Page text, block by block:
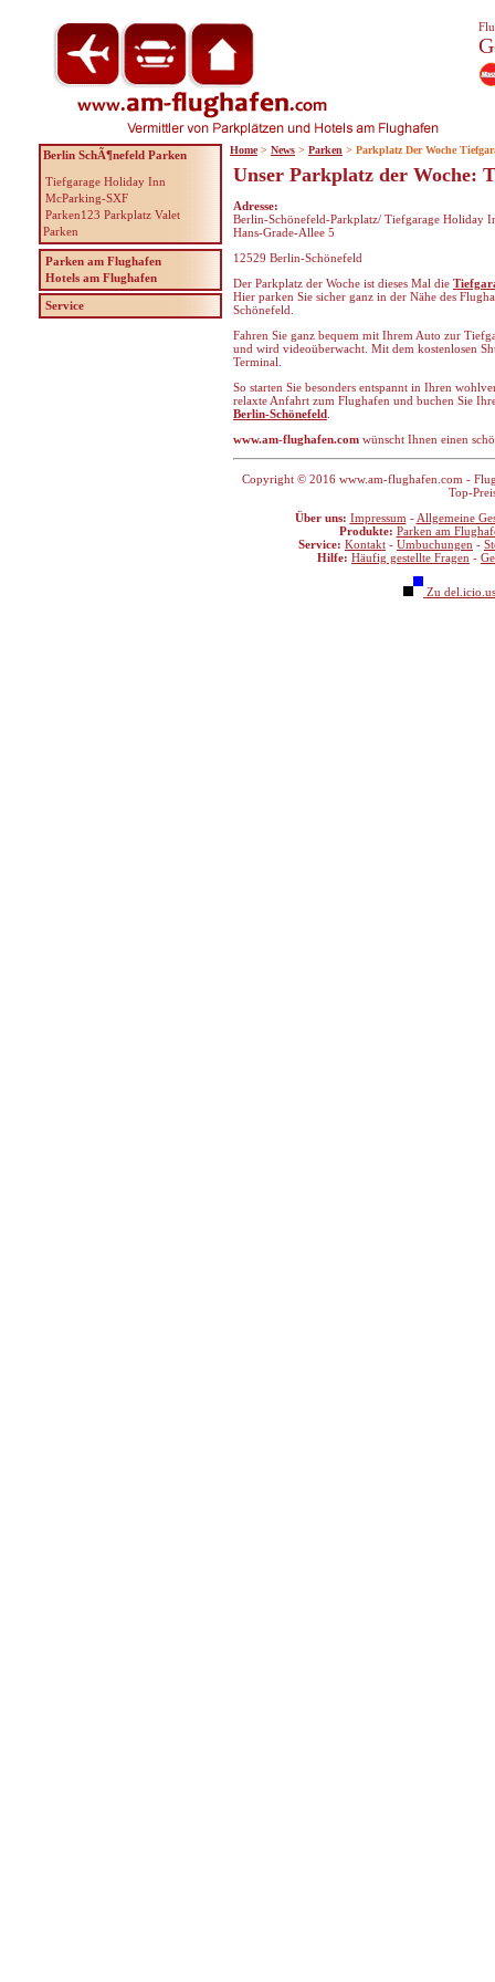
Unser Parkplatz der Woche:
Adresse:
Berlin-Schönefeld-Parkplatz/ Tiefgarage Holiday
Hans-Grade-Allee 5
12529 Berlin-Schönefeld
Der Parkplatz der Woche ist dieses Mal die
Hier parken Sie sicher ganz in der Nähe des
Schönefeld.
Fahren Sie ganz bequem mit Ihrem Auto zur
und wird videoüberwacht. Mit dem kostenlosen
Terminal.
So starten Sie besonders entspannt in Ihren
relaxte Anfahrt zum Flughafen und buchen Sie
Berlin-Schönefeld
www.am-flughafen.com wünscht Ihnen einen
Copyright © 2016 www.am-flughafen.com -
Top-
Über uns: Impressum - Allgemeine
Produkte: Parken am
Service: Kontakt - Umbuchungen -
Hilfe: Häufig gestellte Fragen -
Zu
Berlin SchÃ¶nefeld Parken
Tiefgarage Holiday Inn
McParking-SXF
Parken123 Parkplatz Valet
Parken
Parken am Flughafen
Hotels am Flughafen
Service
Home > News > Parken > Parkplatz Der Woche